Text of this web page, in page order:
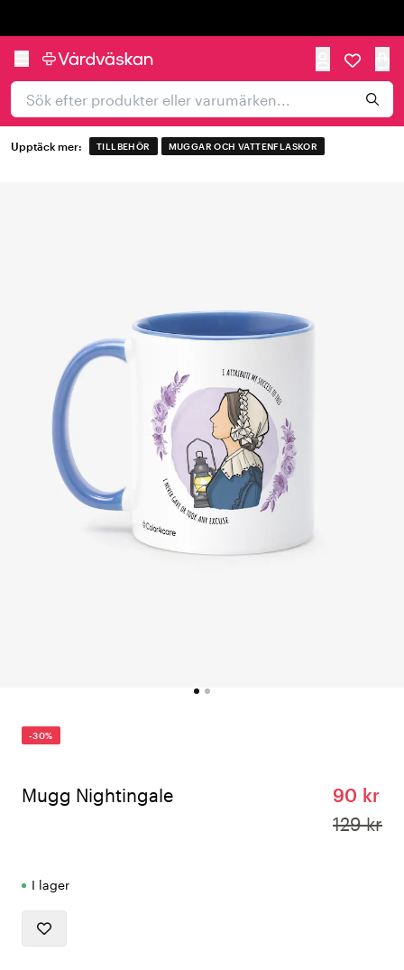
Upptäck mer: TILLBEHÖR MUGGAR OCH VATTENFLASKOR
-30%
Mugg Nightingale​
90 kr
129 kr
I lager